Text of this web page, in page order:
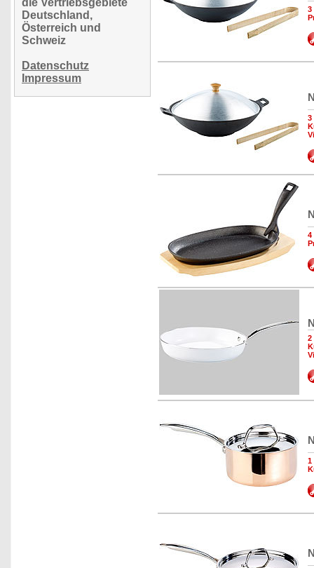
die Vertriebsgebiete
Deutschland,
Österreich und
Schweiz
Datenschutz
Impressum
3
3
4
2
1